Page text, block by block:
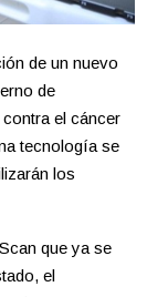
de un nuevo
de
el cáncer
tecnología se
los
que ya se
el